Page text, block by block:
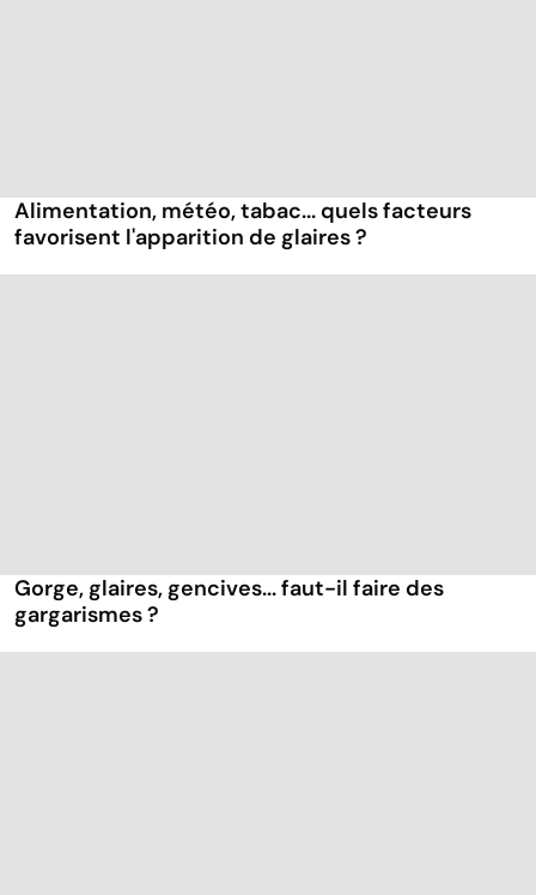
Alimentation, météo, tabac... quels facteurs
favorisent l'apparition de glaires ?
Gorge, glaires, gencives... faut-il faire des
gargarismes ?